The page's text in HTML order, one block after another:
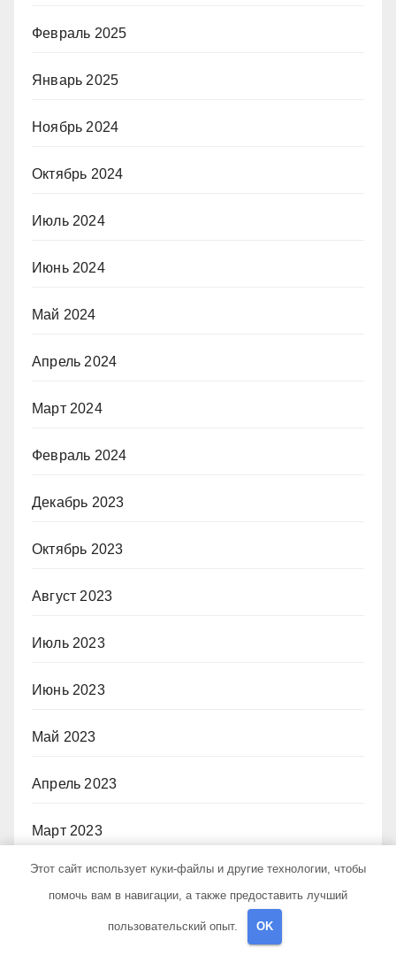
Февраль 2025
Январь 2025
Ноябрь 2024
Октябрь 2024
Июль 2024
Июнь 2024
Май 2024
Апрель 2024
Март 2024
Февраль 2024
Декабрь 2023
Октябрь 2023
Август 2023
Июль 2023
Июнь 2023
Май 2023
Апрель 2023
Март 2023
Февраль 2023
Январь 2023
Этот сайт использует куки-файлы и другие технологии, чтобы
помочь вам в навигации, а также предоставить лучший
пользовательский опыт. OK